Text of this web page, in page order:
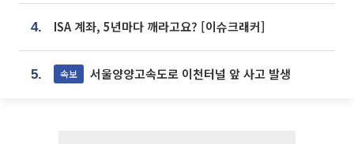
4. ISA 계좌, 5년마다 깨라고요? [이슈크래커]
5. 속보 서울양양고속도로 이천터널 앞 사고 발생